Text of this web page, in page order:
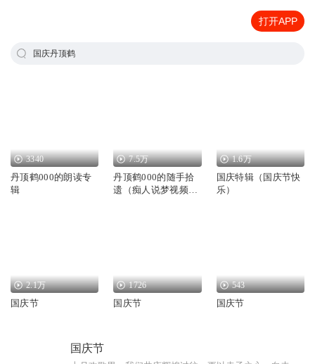
打开APP
国庆丹顶鹤
3340
丹顶鹤000的朗读专
辑
7.5万
丹顶鹤000的随手拾
遗（痴人说梦视频
1.6万
国庆特辑（国庆节快
乐）
2.1万
国庆节
1726
国庆节
543
国庆节
国庆节